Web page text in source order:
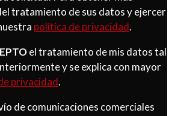
tratamiento de sus datos y ejercer
política de privacidad.
el tratamiento de mis datos tal
y se explica con mayor
privacidad.
de comunicaciones comerciales